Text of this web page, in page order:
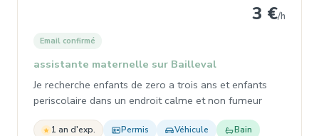
3 €/h
Email confirmé
assistante maternelle sur Bailleval
Je recherche enfants de zero a trois ans et enfants
periscolaire dans un endroit calme et non fumeur
1 an d'exp. Permis Véhicule
Bain